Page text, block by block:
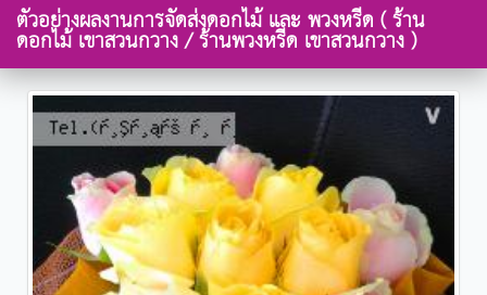
ตัวอย่างผลงานการจัดส่งดอกไม้ และ พวงหรีด ( ร้าน
ดอกไม้ เขาสวนกวาง / ร้านพวงหรีด เขาสวนกวาง )